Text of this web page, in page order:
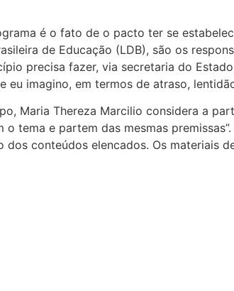
é o fato de o pacto ter se
de Educação (LDB), são os
precisa fazer, via secretaria do
imagino, em termos de atraso,
Maria Thereza Marcilio considera a
tema e partem das mesmas
conteúdos elencados. Os materiais